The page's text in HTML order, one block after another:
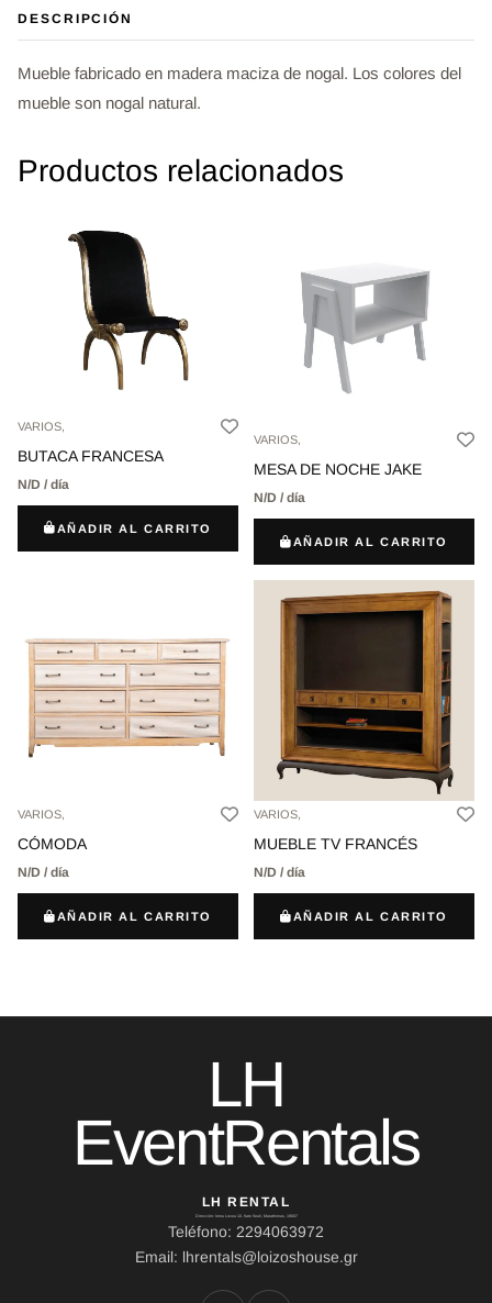
DESCRIPCIÓN
Mueble fabricado en madera maciza de nogal. Los colores del
mueble son nogal natural.
Productos relacionados
VARIOS,
BUTACA FRANCESA
N/D / día
AÑADIR AL CARRITO
VARIOS,
MESA DE NOCHE JAKE
N/D / día
AÑADIR AL CARRITO
VARIOS,
CÓMODA
N/D / día
AÑADIR AL CARRITO
VARIOS,
MUEBLE TV FRANCÉS
N/D / día
AÑADIR AL CARRITO
LH
EventRentals
LH RENTAL
Dirección: Ierou Loxou 10, Kato Souli, Marathonas, 19007
Teléfono: 2294063972
Email: lhrentals@loizoshouse.gr